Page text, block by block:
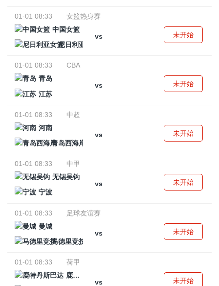
01-01 08:33
女篮热身赛
中国女篮
vs
尼日利亚女篮
未开始
01-01 08:33
CBA
青岛
vs
江苏
未开始
01-01 08:33
中超
河南
vs
青岛西海岸
未开始
01-01 08:33
中甲
无锡吴钩
vs
宁波
未开始
01-01 08:33
足球友谊赛
曼城
vs
马德里竞技
未开始
01-01 08:33
荷甲
鹿特丹斯巴达
vs
未开始